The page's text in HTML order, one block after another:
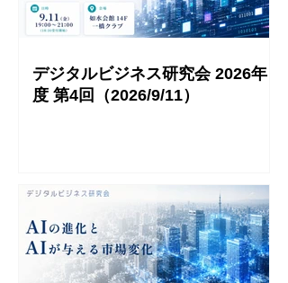
デジタルビジネス研究会 2026年
度 第4回（2026/9/11）